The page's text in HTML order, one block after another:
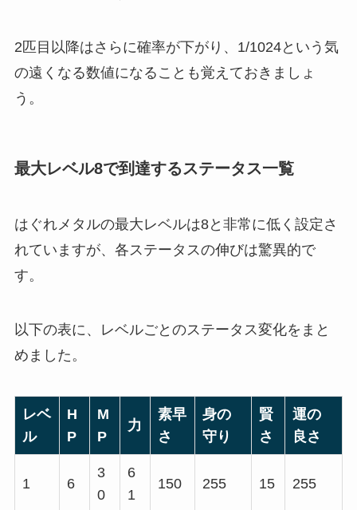
2匹目以降はさらに確率が下がり、1/1024という気
の遠くなる数値になることも覚えておきましょ
う。
最大レベル8で到達するステータス一覧
はぐれメタルの最大レベルは8と非常に低く設定さ
れていますが、各ステータスの伸びは驚異的で
す。
以下の表に、レベルごとのステータス変化をまと
めました。
レベ
ル
H
P
M
P
力
素早
さ
身の
守り
賢
さ
運の
良さ
1 6
3
0
6
1
150 255 15 255